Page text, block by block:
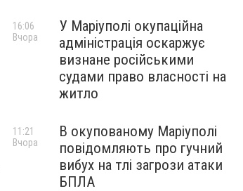
У Маріуполі окупаційна
адміністрація оскаржує
визнане російськими
судами право власності на
житло
16:06
Вчора
В окупованому Маріуполі
повідомляють про гучний
вибух на тлі загрози атаки
БПЛА
11:21
Вчора